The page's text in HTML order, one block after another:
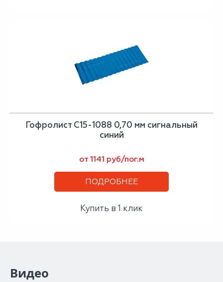
Гофролист С15-1088 0,70 мм сигнальный
синий
от 1141 руб/пог.м
ПОДРОБНЕЕ
Купить в 1 клик
Видео